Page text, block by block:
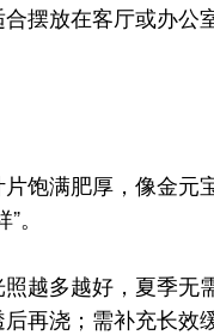
放在客厅或办公
满肥厚，像金元
。
多越好，夏季无
再浇；需补充长效